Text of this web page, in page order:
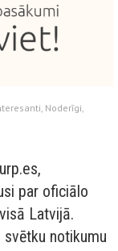
, Noderīgi,
par oficiālo
Latvijā.
notikumu